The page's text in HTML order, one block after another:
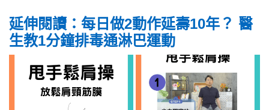
延伸閱讀：每日做2動作延壽10年？ 醫
生教1分鐘排毒通淋巴運動